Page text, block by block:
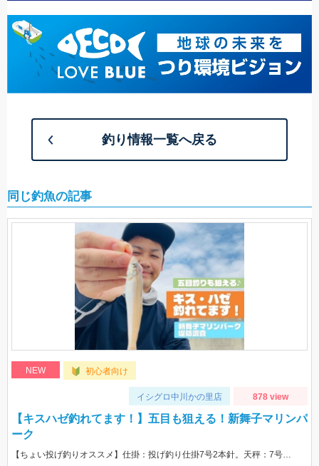
釣り情報一覧へ戻る
同じ釣魚の記事
NEW 初心者向け
イシグロ中川かの里店 878 view
【キスハゼ釣れてます！】五目も狙える！新舞子マリンパ
ーク
【ちょい投げ釣りオススメ】仕掛：投げ釣り仕掛7号2本針。天秤：7号。エサ：石ゴカイorゴールドイソメ。誘い方：サビいて止めての繰り返し。